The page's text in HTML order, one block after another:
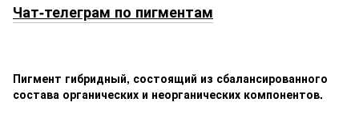
Чат-телеграм по пигментам
Пигмент гибридный, состоящий из сбалансированного
состава органических и неорганических компонентов.